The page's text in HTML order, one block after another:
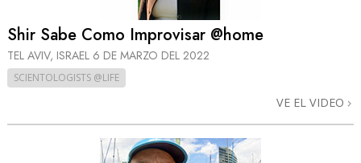
Shir Sabe Como Improvisar @home
TEL AVIV, ISRAEL 6 DE MARZO DEL 2022
SCIENTOLOGISTS @LIFE
VE EL VIDEO